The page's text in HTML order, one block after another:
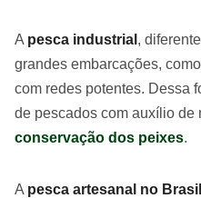
A pesca industrial ,
grandes embarcações,
com redes potentes. Dessa
de pescados com auxílio de
conservação dos peixes.
A pesca artesanal no Brasil